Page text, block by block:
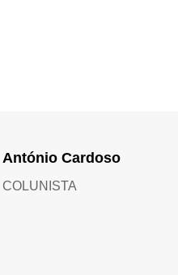
António Cardoso
COLUNISTA